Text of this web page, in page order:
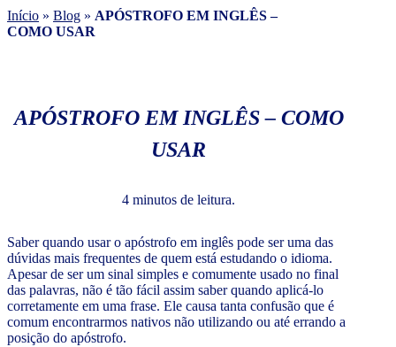
Início » Blog » APÓSTROFO EM INGLÊS –
COMO USAR
APÓSTROFO EM INGLÊS – COMO
USAR
4 minutos de leitura.
Saber quando usar o apóstrofo em inglês pode ser uma das
dúvidas mais frequentes de quem está estudando o idioma.
Apesar de ser um sinal simples e comumente usado no final
das palavras, não é tão fácil assim saber quando aplicá-lo
corretamente em uma frase. Ele causa tanta confusão que é
comum encontrarmos nativos não utilizando ou até errando a
posição do apóstrofo.